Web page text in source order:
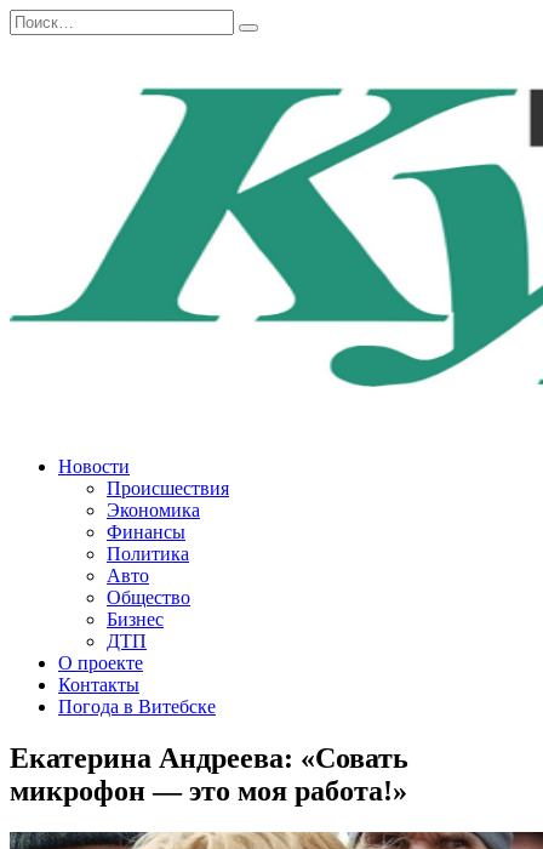
Перейти
к
Search
for:
Новости
Происшествия
Экономика
Финансы
Политика
Авто
Общество
Бизнес
ДТП
О проекте
Контакты
Погода в Витебске
Екатерина Андреева: «Совать
микрофон — это моя работа!»